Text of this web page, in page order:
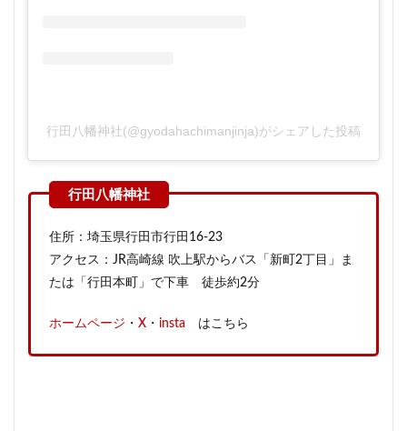
行田八幡神社(@gyodahachimanjinja)がシェアした投稿
住所：埼玉県行田市行田16-23
アクセス：JR高崎線 吹上駅からバス「新町2丁目」ま
たは「行田本町」で下車 徒歩約2分
ホームページ ・ X ・ insta はこちら